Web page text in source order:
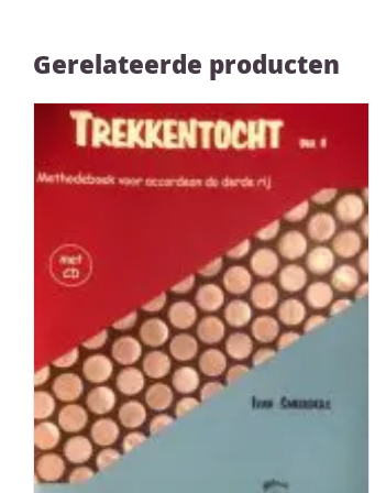
Gerelateerde producten